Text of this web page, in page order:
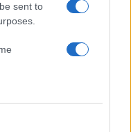
sent to
φωτογραφιών με UFO
το Πεντάγωνο - Το